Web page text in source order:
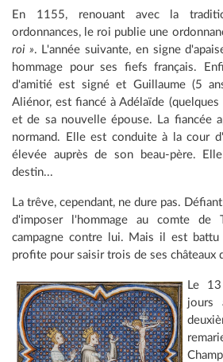
En 1155, renouant avec la
ordonnances, le roi publie une
roi ». L'année suivante, en signe
hommage pour ses fiefs français.
d'amitié est signé et Guillaume (5
Aliénor, est fiancé à Adélaïde
et de sa nouvelle épouse. La fiancée
normand. Elle est conduite à la cour
élevée auprès de son beau-père.
destin...
La trêve, cependant, ne dure pas.
d'imposer l'hommage au comte de
campagne contre lui. Mais il est
profite pour saisir trois de ses châteaux
Le
jours